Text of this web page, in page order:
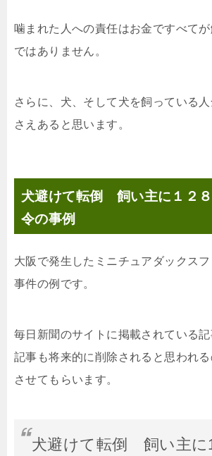
噛まれた人への責任はお金ですべて
ではありません。
さらに、犬、そして犬を飼っている
さえあると思います。
犬避けて転倒 飼い主に１２
令の事例
大阪で発生したミニチュアダックス
事件の例です。
毎日新聞のサイトに掲載されている
記事も将来的に削除されると思われ
させてもらいます。
犬避けて転倒 飼い主に